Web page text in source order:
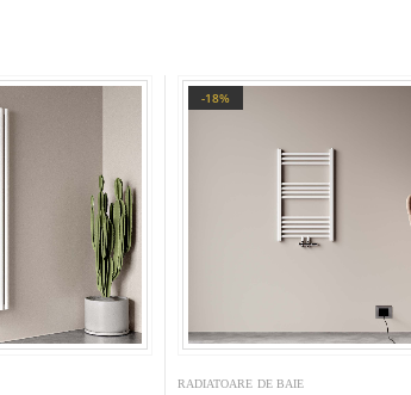
-18%
RADIATOARE DE BAIE